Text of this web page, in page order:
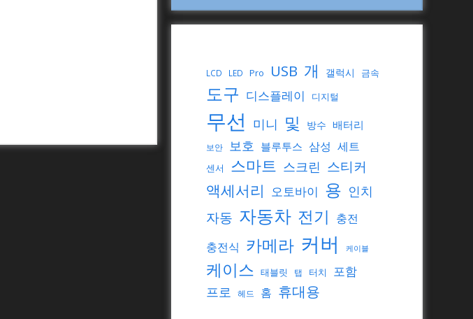
LCD LED Pro USB 개 갤럭시 금속
도구 디스플레이 디지털
무선 미니 및 방수 배터리
보안 보호 블루투스 삼성 세트
센서 스마트 스크린 스티커
액세서리 오토바이 용 인치
자동 자동차 전기 충전
충전식 카메라 커버 케이블
케이스 태블릿 탭 터치 포함
프로 헤드 홈 휴대용